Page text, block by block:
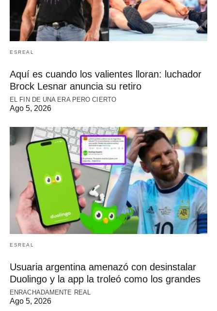
ESREAL
Aquí es cuando los valientes lloran: luchador
Brock Lesnar anuncia su retiro
EL FIN DE UNA ERA PERO CIERTO
Ago 5, 2026
ESREAL
Usuaria argentina amenazó con desinstalar
Duolingo y la app la troleó como los grandes
ENRACHADAMENTE REAL
Ago 5, 2026